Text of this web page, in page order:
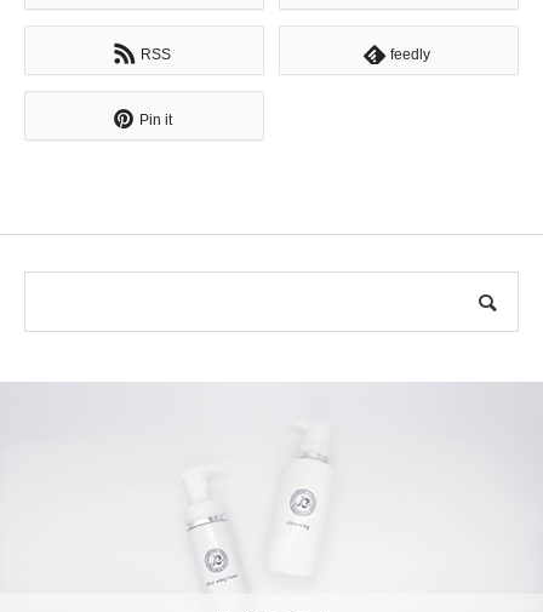
RSS feedly
Pin it